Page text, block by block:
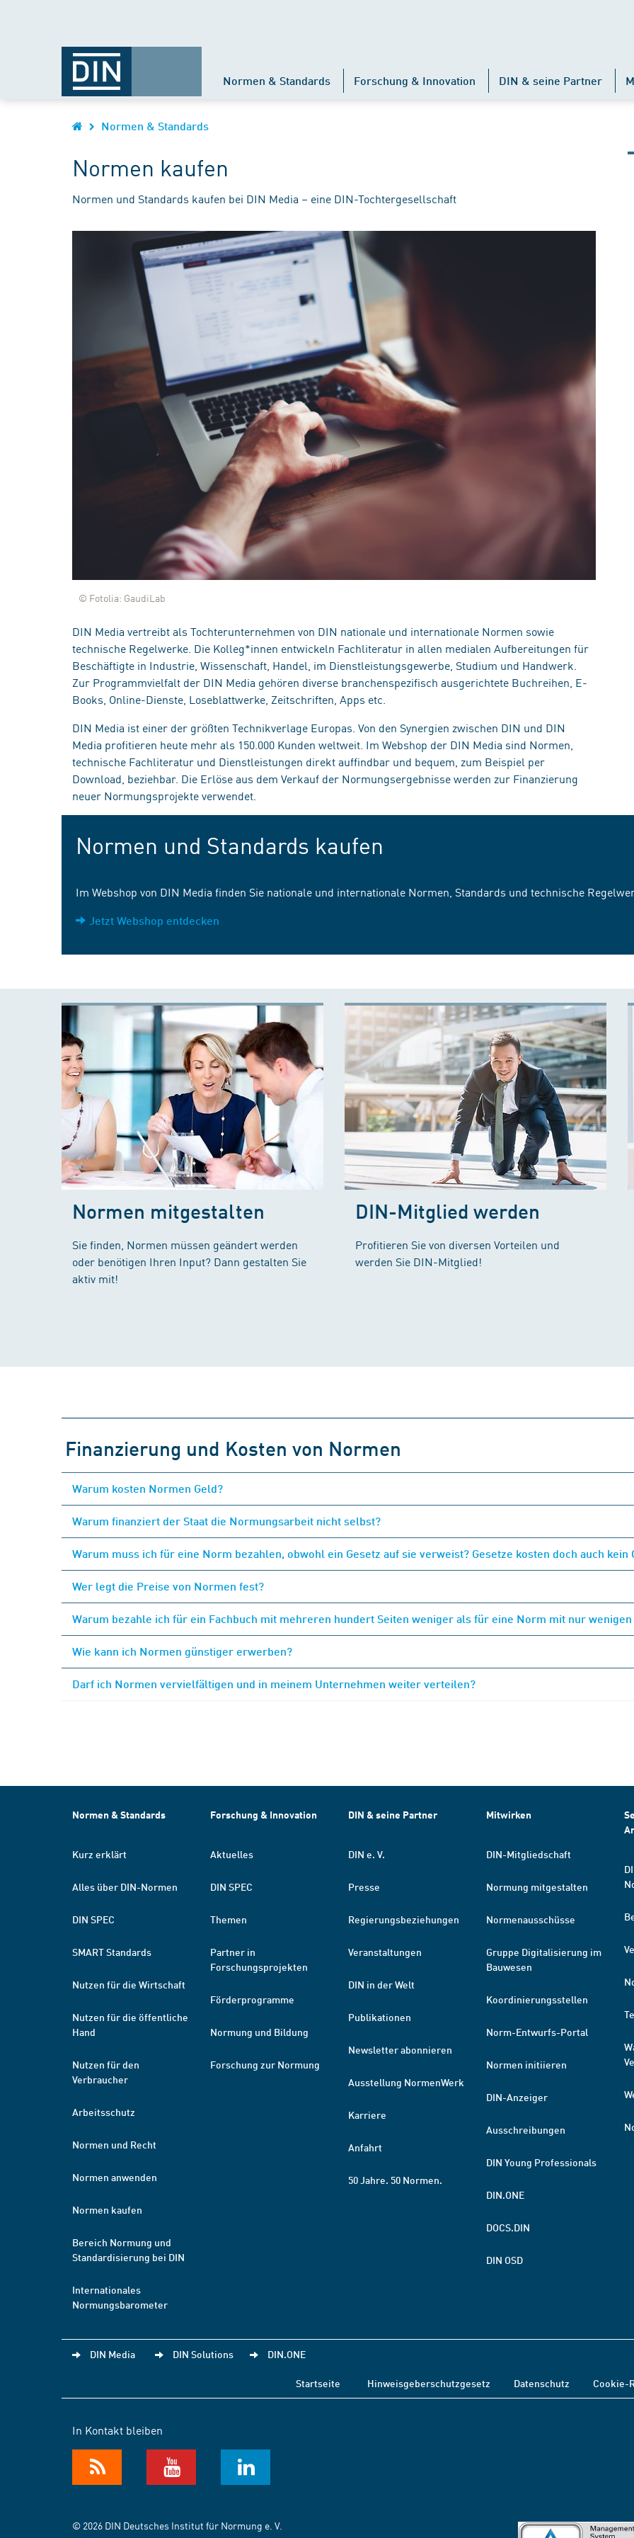
Normen & Standards Forschung & Innovation DIN & seine Partner
Normen & Standards
Normen kaufen
Normen und Standards kaufen bei DIN Media – eine DIN-Tochtergesellschaft
© Fotolia: GaudiLab
DIN Media vertreibt als Tochterunternehmen von DIN nationale und internationale Normen sowie
technische Regelwerke. Die Kolleg*innen entwickeln Fachliteratur in allen medialen Aufbereitungen für
Beschäftigte in Industrie, Wissenschaft, Handel, im Dienstleistungsgewerbe, Studium und Handwerk.
Zur Programmvielfalt der DIN Media gehören diverse branchenspezifisch ausgerichtete Buchreihen, E-
Books, Online-Dienste, Loseblattwerke, Zeitschriften, Apps etc.
DIN Media ist einer der größten Technikverlage Europas. Von den Synergien zwischen DIN und DIN
Media profitieren heute mehr als 150.000 Kunden weltweit. Im Webshop der DIN Media sind Normen,
technische Fachliteratur und Dienstleistungen direkt auffindbar und bequem, zum Beispiel per
Download, beziehbar. Die Erlöse aus dem Verkauf der Normungsergebnisse werden zur Finanzierung
neuer Normungsprojekte verwendet.
Normen und Standards kaufen
Im Webshop von DIN Media finden Sie nationale und internationale Normen, Standards und technische
Jetzt Webshop entdecken
Normen mitgestalten
Sie finden, Normen müssen geändert werden
oder benötigen Ihren Input? Dann gestalten Sie
aktiv mit!
DIN-Mitglied werden
Profitieren Sie von diversen Vorteilen und
werden Sie DIN-Mitglied!
Finanzierung und Kosten von Normen
Warum kosten Normen Geld?
Warum finanziert der Staat die Normungsarbeit nicht selbst?
Warum muss ich für eine Norm bezahlen, obwohl ein Gesetz auf sie verweist? Gesetze kosten doch auch kein
Wer legt die Preise von Normen fest?
Warum bezahle ich für ein Fachbuch mit mehreren hundert Seiten weniger als für eine Norm mit nur wenigen
Wie kann ich Normen günstiger erwerben?
Darf ich Normen vervielfältigen und in meinem Unternehmen weiter verteilen?
Normen & Standards
Kurz erklärt
Alles über DIN-Normen
DIN SPEC
SMART Standards
Nutzen für die Wirtschaft
Nutzen für die öffentliche
Hand
Nutzen für den
Verbraucher
Arbeitsschutz
Normen und Recht
Normen anwenden
Normen kaufen
Bereich Normung und
Standardisierung bei DIN
Internationales
Normungsbarometer
Forschung & Innovation
Aktuelles
DIN SPEC
Themen
Partner in
Forschungsprojekten
Förderprogramme
Normung und Bildung
Forschung zur Normung
DIN & seine Partner
DIN e. V.
Presse
Regierungsbeziehungen
Veranstaltungen
DIN in der Welt
Publikationen
Newsletter abonnieren
Ausstellung NormenWerk
Karriere
Anfahrt
50 Jahre. 50 Normen.
Mitwirken
DIN-Mitgliedschaft
Normung mitgestalten
Normenausschüsse
Gruppe Digitalisierung im
Bauwesen
Koordinierungsstellen
Norm-Entwurfs-Portal
Normen initiieren
DIN-Anzeiger
Ausschreibungen
DIN Young Professionals
DIN.ONE
DOCS.DIN
DIN OSD
DIN Media DIN Solutions DIN.ONE
Startseite Hinweisgeberschutzgesetz Datenschutz Cookie-
In Kontakt bleiben
© 2026 DIN Deutsches Institut für Normung e. V.